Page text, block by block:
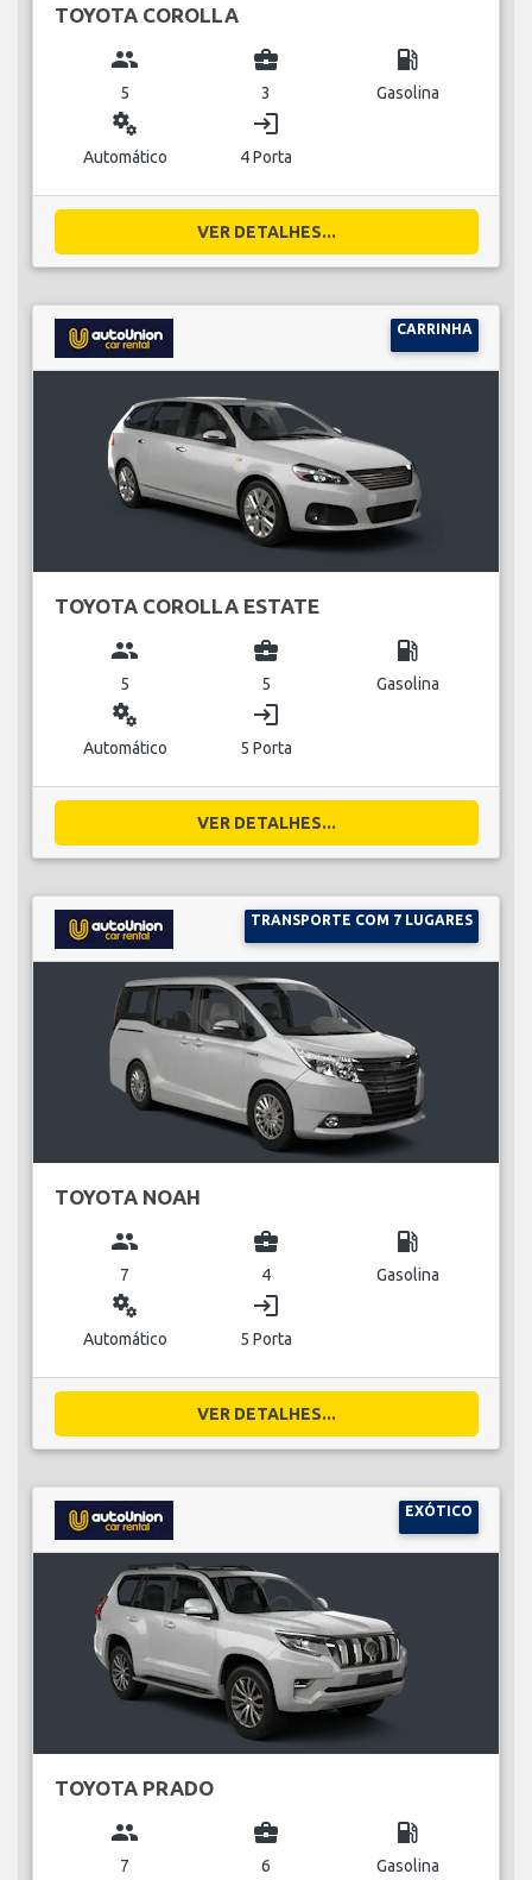
TOYOTA COROLLA
group
5
business_center
3
local_gas_station
Gasolina
miscellaneous_services
Automático
login
4 Porta
VER DETALHES...
CARRINHA
TOYOTA COROLLA ESTATE
group
5
business_center
5
local_gas_station
Gasolina
miscellaneous_services
Automático
login
5 Porta
VER DETALHES...
TRANSPORTE COM 7 LUGARES
TOYOTA NOAH
group
7
business_center
4
local_gas_station
Gasolina
miscellaneous_services
Automático
login
5 Porta
VER DETALHES...
EXÓTICO
TOYOTA PRADO
group
7
business_center
6
local_gas_station
Gasolina